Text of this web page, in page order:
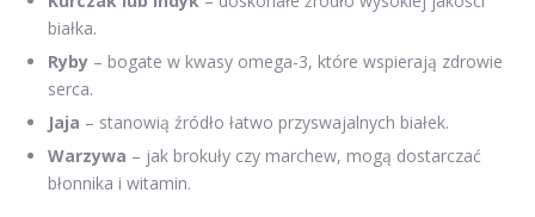
białka.
Ryby – bogate w kwasy omega-3, które wspierają zdrowie
serca.
Jaja – stanowią źródło łatwo przyswajalnych białek.
Warzywa – jak brokuły czy marchew, mogą dostarczać
błonnika i witamin.